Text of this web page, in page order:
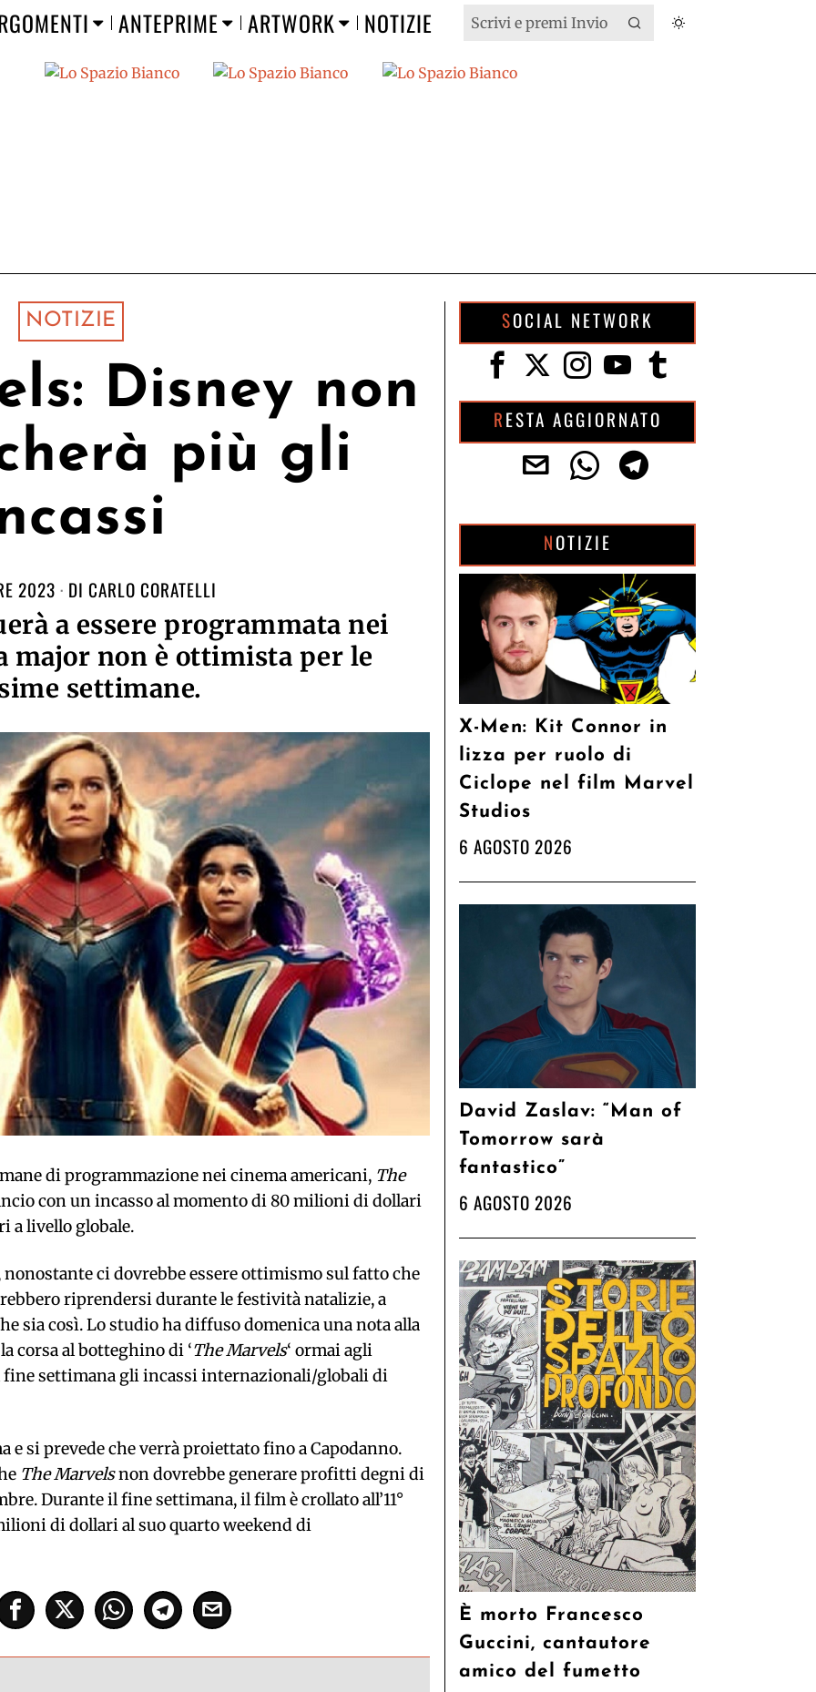
ANTEPRIME ARTWORK NOTIZIE
NOTIZIE
Disney non
più gli
2023 DI CARLO CORATELLI
a essere programmata nei
major non è ottimista per le
settimane.
di programmazione nei cinema americani, The
con un incasso al momento di 80 milioni di dollari
a livello globale.
ci dovrebbe essere ottimismo sul fatto che
riprendersi durante le festività natalizie, a
sia così. Lo studio ha diffuso domenica una nota alla
corsa al botteghino di ‘The Marvels‘ ormai agli
settimana gli incassi internazionali/globali di
e si prevede che verrà proiettato fino a Capodanno.
The Marvelsnon dovrebbe generare profitti degni di
Durante il fine settimana, il film è crollato all’11°
di dollari al suo quarto weekend di
SOCIAL NETWORK
RESTA AGGIORNATO
NOTIZIE
X-Men: Kit Connor in
lizza per ruolo di
Ciclope nel film Marvel
Studios
6 AGOSTO 2026
David Zaslav: “Man of
Tomorrow sarà
fantastico”
6 AGOSTO 2026
È morto Francesco
Guccini, cantautore
amico del fumetto